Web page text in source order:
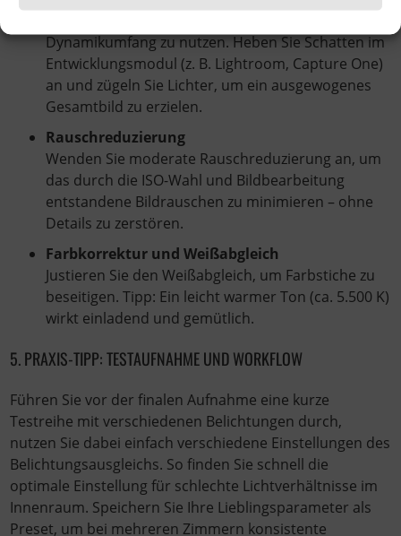
Dynamikumfang zu nutzen. Heben Sie Schatten im
Entwicklungsmodul (z. B. Lightroom, Capture One)
an und zügeln Sie Lichter, um ein ausgewogenes
Gesamtbild zu erzielen.
Rauschreduzierung
Wenden Sie moderate Rauschreduzierung an, um
das durch die ISO-Wahl und Bildbearbeitung
entstandene Bildrauschen zu minimieren – ohne
Details zu zerstören.
Farbkorrektur und Weißabgleich
Justieren Sie den Weißabgleich, um Farbstiche zu
beseitigen. Tipp: Ein leicht warmer Ton (ca. 5.500 K)
wirkt einladend und gemütlich.
5. PRAXIS-TIPP: TESTAUFNAHME UND WORKFLOW
Führen Sie vor der finalen Aufnahme eine kurze
Testreihe mit verschiedenen Belichtungen durch,
nutzen Sie dabei einfach verschiedene Einstellungen des
Belichtungsausgleichs. So finden Sie schnell die
optimale Einstellung für schlechte Lichtverhältnisse im
Innenraum. Speichern Sie Ihre Lieblingsparameter als
Preset, um bei mehreren Zimmern konsistente